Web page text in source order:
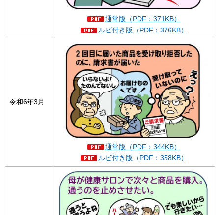
通常版（PDF：371KB）
ルビ付き版（PDF：376KB）
令和6年3月
通常版（PDF：344KB）
ルビ付き版（PDF：358KB）